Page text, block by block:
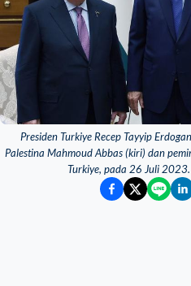
Presiden Turkiye Recep Tayyip
Palestina Mahmoud Abbas (kiri) dan
Turkiye, pada 26 Juli